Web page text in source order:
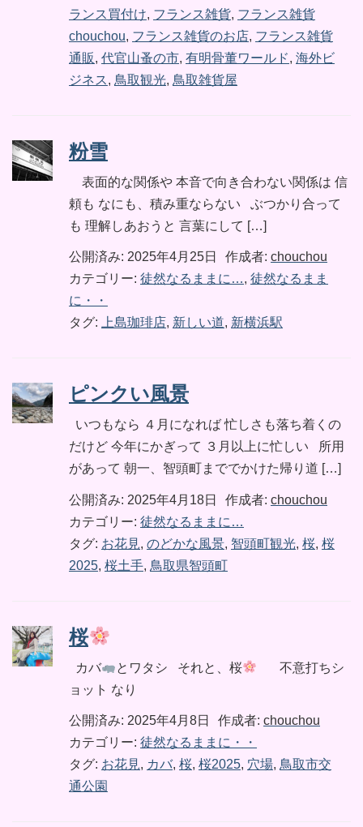
ランス買付け, フランス雑貨, フランス雑貨
chouchou, フランス雑貨のお店, フランス雑貨
通販, 代官山蚤の市, 有明骨董ワールド, 海外ビ
ジネス, 鳥取観光, 鳥取雑貨屋
粉雪
表面的な関係や 本音で向き合わない関係は 信
頼も なにも、積み重ならない ぶつかり合って
も 理解しあおうと 言葉にして […]
公開済み: 2025年4月25日 作成者: chouchou
カテゴリー: 徒然なるままに…, 徒然なるまま
に・・
タグ:
上島珈琲店, 新しい道, 新横浜駅
ピンクい風景
いつもなら ４月になれば 忙しさも落ち着くの
だけど 今年にかぎって ３月以上に忙しい 所用
があって 朝一、智頭町まででかけた帰り道 […]
公開済み: 2025年4月18日 作成者: chouchou
カテゴリー: 徒然なるままに…
タグ: お花見, のどかな風景, 智頭町観光, 桜, 桜
2025, 桜土手, 鳥取県智頭町
桜
カバ とワタシ それと、桜
不意打ちシ
ョット なり
公開済み: 2025年4月8日 作成者: chouchou
カテゴリー: 徒然なるままに・・
タグ: お花見, カバ, 桜, 桜2025, 穴場, 鳥取市交
通公園